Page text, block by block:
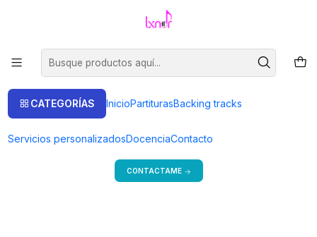
CATEGORÍAS InicioPartiturasBacking tracks
Servicios personalizadosDocenciaContacto
Venta de partituras.
Inicio Partituras Piano Solo
PS 0006 - Crazy Little Thing Called Love - Queen - Piano solo
Bienvenido a mi tienda
Si estás en Argentina, consulta precios y más formas de pago.
CONTACTAME